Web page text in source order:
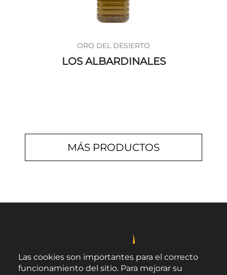
ORO DEL DESIERTO
LOS ALBARDINALES
MÁS PRODUCTOS
Las cookies son importantes para el correcto
funcionamiento del sitio. Para mejorar su